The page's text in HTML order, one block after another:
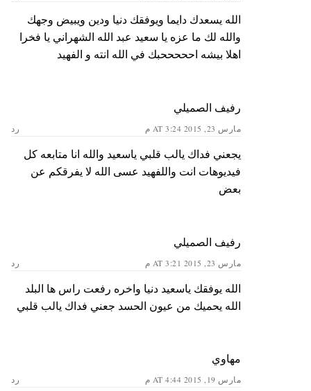
الله يسعدك دايما ويوفقك دنيا ودين ويبيض وجهك
والله لك ما عزه يا سعيد عبد الله الشهراني يا فخرا
اهلا بيشه احححححبك في الله انته و الفهيد
رفيف الصميلي
مارس 23, 2015 AT 3:24 م رد
يجعني فداك يالب قلبي ياسعيد والله انا متابعه كل
فيديوهات انت واللفهيد عسى الله لا يفرقكم عن
بعض
رفيف الصميلي
مارس 23, 2015 AT 3:21 م رد
الله يوفقك ياسعيد دنيا واخره رفعت راس ها البلد
الله يحميك من عيون الحسد جعني فداك يالب قلبي
مهاوي
مارس 19, 2015 AT 4:44 م رد